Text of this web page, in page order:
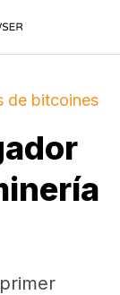
de bitcoines